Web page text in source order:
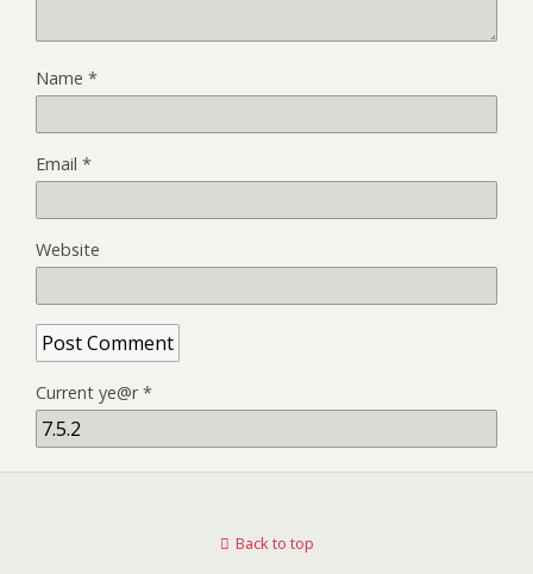
Name *
Email *
Website
Current ye@r*
Back to top